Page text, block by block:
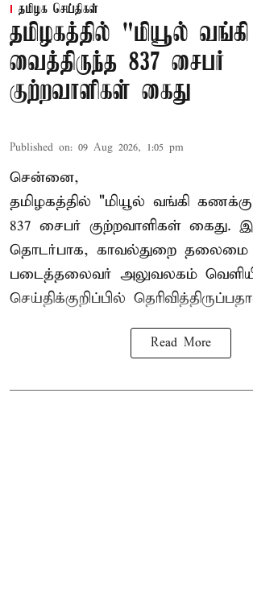
தமிழக செய்திகள்
தமிழகத்தில் "மியூல்
வைத்திருந்த 837 சைபர்
குற்றவாளிகள் கைது
Published on: 09 Aug 2026, 1:05 pm
சென்னை,
தமிழகத்தில் "மியூல் வங்கி
837 சைபர் குற்றவாளிகள் கைது.
தொடர்பாக, காவல்துறை தலைமை
படைத்தலைவர் அலுவலகம்
செய்திக்குறிப்பில்
Read More